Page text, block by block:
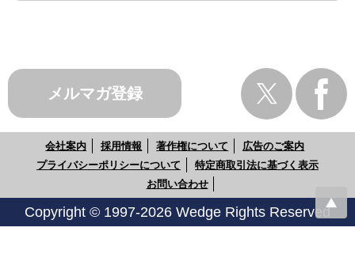
メルマガ登録
会社案内 採用情報 著作権について
広告のご案内
プライバシーポリシーについて
特定商取引法に基づく表示
お問い合わせ
Copyright © 1997-2026 Wedge Rights Reserved